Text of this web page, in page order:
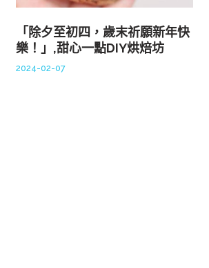
「除夕至初四，歲末祈願新年快
樂！」,甜心一點DIY烘焙坊
2024-02-07